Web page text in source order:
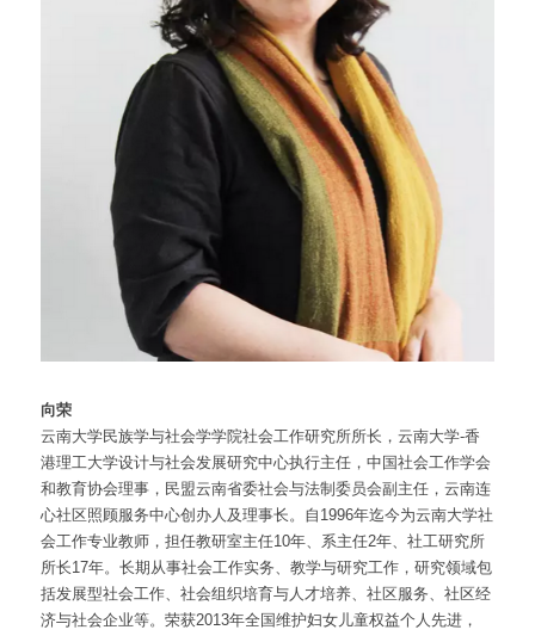
向荣
云南大学民族学与社会学学院社会工作研究所所长，云南大学-香
港理工大学设计与社会发展研究中心执行主任，中国社会工作学会
和教育协会理事，民盟云南省委社会与法制委员会副主任，云南连
心社区照顾服务中心创办人及理事长。自1996年迄今为云南大学社
会工作专业教师，担任教研室主任10年、系主任2年、社工研究所
所长17年。长期从事社会工作实务、教学与研究工作，研究领域包
括发展型社会工作、社会组织培育与人才培养、社区服务、社区经
济与社会企业等。荣获2013年全国维护妇女儿童权益个人先进，